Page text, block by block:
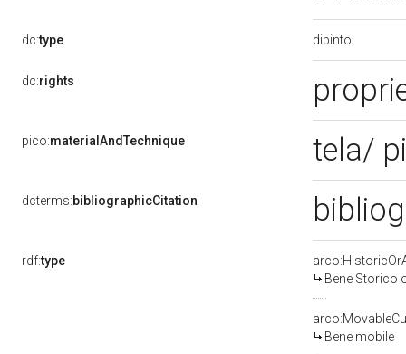
dc:type dipinto
dc:rights
pico:materialAndTechnique tela/
dcterms:bibliographicCitation
rdf:type
Bene Storico
Bene mobile